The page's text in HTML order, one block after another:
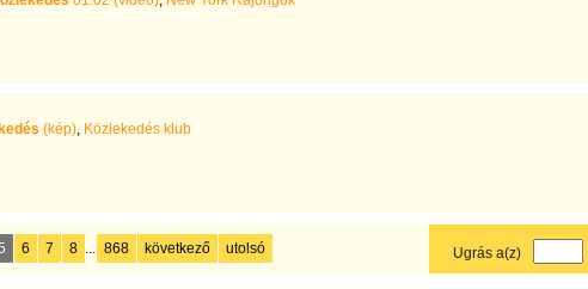
(kép), Közlekedés klub
Ugrás a(z)
6 7 8 ... 868 következő utolsó